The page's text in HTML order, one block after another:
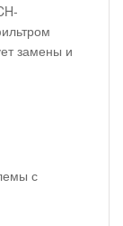
замены и
с